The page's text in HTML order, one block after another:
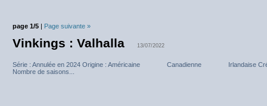
page 1/5 | Page suivante »
Vinkings : Valhalla 13/07/2022
Série : Annulée en 2024 Origine : Américaine Canadienne Irlandaise
Nombre de saisons...